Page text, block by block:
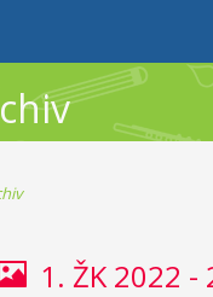
1. ŽK 2022 -